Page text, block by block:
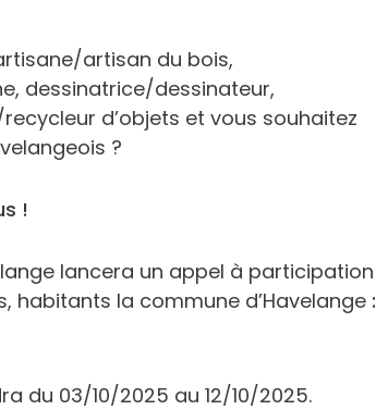
artisan du bois,
dessinatrice/dessinateur,
d’objets et vous souhaitez
?
!
lancera un appel à participation
habitants la commune d’Havelange :
du 03/10/2025 au 12/10/2025.